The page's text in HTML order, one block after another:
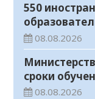
550
Казахстане
08.08.2026
сроки
учебный год
08.08.2026